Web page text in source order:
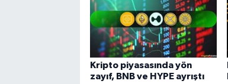
Kripto piyasasında yön
zayıf, BNB ve HYPE ayrıştı